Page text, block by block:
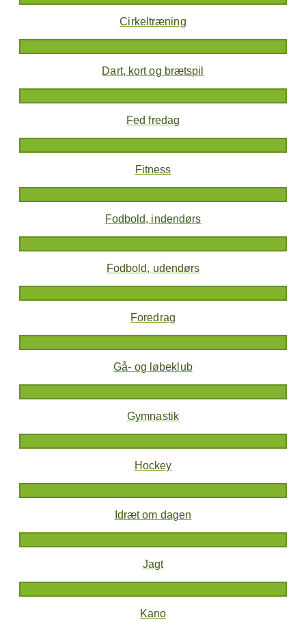
Cirkeltræning
Dart, kort og brætspil
Fed fredag
Fitness
Fodbold, indendørs
Fodbold, udendørs
Foredrag
Gå- og løbeklub
Gymnastik
Hockey
Idræt om dagen
Jagt
Kano